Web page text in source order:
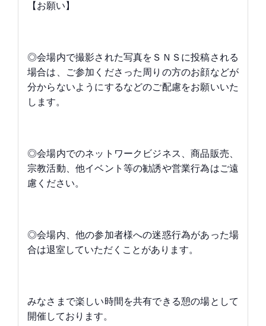
【お願い】
◎会場内で撮影された写真をＳＮＳに投稿される
場合は、ご参加くださった周りの方のお顔などが
分からないようにするなどのご配慮をお願いいた
します。
◎会場内でのネットワークビジネス、商品販売、
宗教活動、他イベント等の勧誘や営業行為はご遠
慮ください。
◎会場内、他の参加者様への迷惑行為があった場
合は退室していただくことがあります。
みなさまで楽しい時間を共有できる憩の場として
開催しております。